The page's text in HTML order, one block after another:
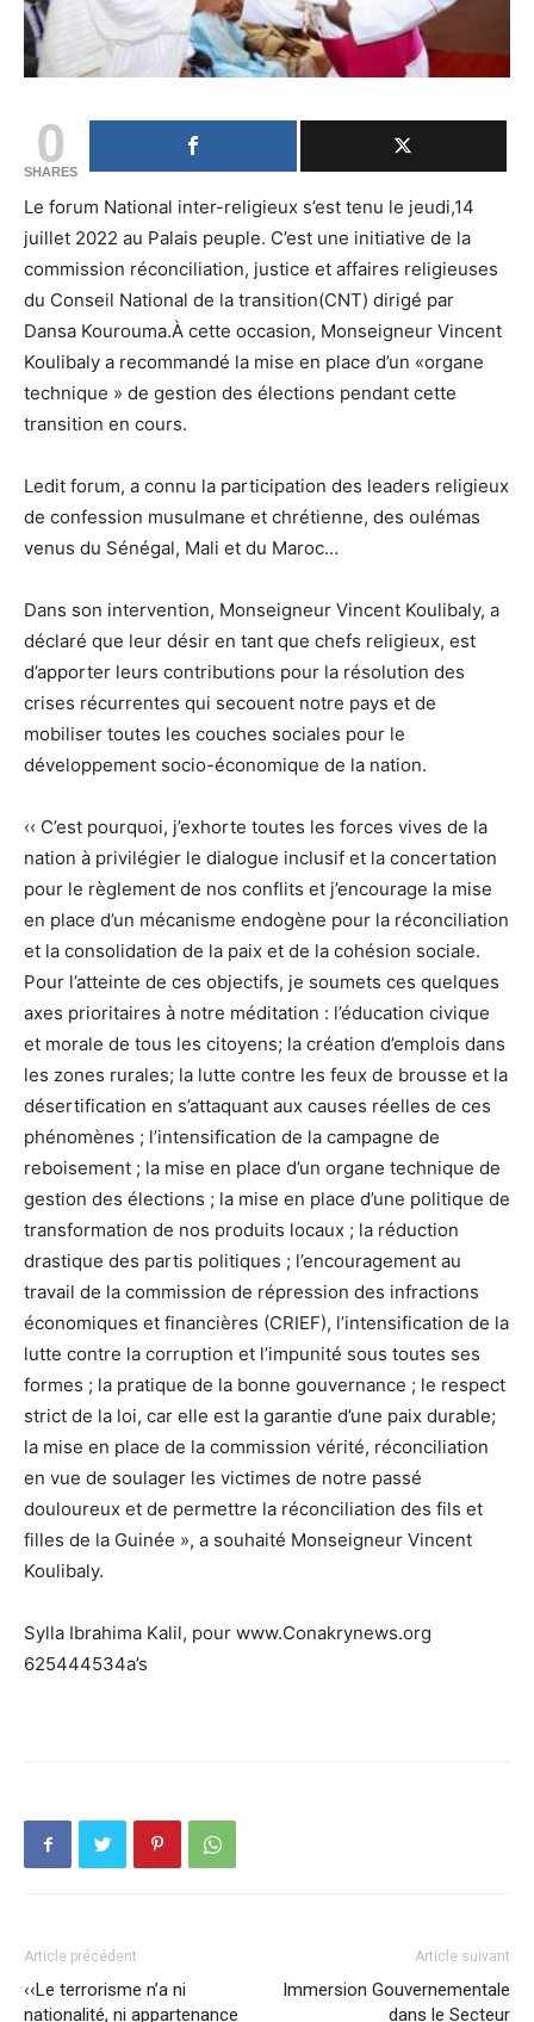
0
SHARES
Le forum National inter-religieux s’est tenu le jeudi,14
juillet 2022 au Palais peuple. C’est une initiative de la
commission réconciliation, justice et affaires religieuses
du Conseil National de la transition(CNT) dirigé par
Dansa Kourouma.À cette occasion, Monseigneur Vincent
Koulibaly a recommandé la mise en place d’un «organe
technique » de gestion des élections pendant cette
transition en cours.
Ledit forum, a connu la participation des leaders religieux
de confession musulmane et chrétienne, des oulémas
venus du Sénégal, Mali et du Maroc…
Dans son intervention, Monseigneur Vincent Koulibaly, a
déclaré que leur désir en tant que chefs religieux, est
d’apporter leurs contributions pour la résolution des
crises récurrentes qui secouent notre pays et de
mobiliser toutes les couches sociales pour le
développement socio-économique de la nation.
‹‹ C’est pourquoi, j’exhorte toutes les forces vives de la
nation à privilégier le dialogue inclusif et la concertation
pour le règlement de nos conflits et j’encourage la mise
en place d’un mécanisme endogène pour la réconciliation
et la consolidation de la paix et de la cohésion sociale.
Pour l’atteinte de ces objectifs, je soumets ces quelques
axes prioritaires à notre méditation : l’éducation civique
et morale de tous les citoyens; la création d’emplois dans
les zones rurales; la lutte contre les feux de brousse et la
désertification en s’attaquant aux causes réelles de ces
phénomènes ; l’intensification de la campagne de
reboisement ; la mise en place d’un organe technique de
gestion des élections ; la mise en place d’une politique de
transformation de nos produits locaux ; la réduction
drastique des partis politiques ; l’encouragement au
travail de la commission de répression des infractions
économiques et financières (CRIEF), l’intensification de la
lutte contre la corruption et l’impunité sous toutes ses
formes ; la pratique de la bonne gouvernance ; le respect
strict de la loi, car elle est la garantie d’une paix durable;
la mise en place de la commission vérité, réconciliation
en vue de soulager les victimes de notre passé
douloureux et de permettre la réconciliation des fils et
filles de la Guinée », a souhaité Monseigneur Vincent
Koulibaly.
Sylla Ibrahima Kalil, pour www.Conakrynews.org
625444534a’s
Article précédent
‹‹Le terrorisme n’a ni
nationalité, ni appartenance
Article suivant
Immersion Gouvernementale
dans le Secteur